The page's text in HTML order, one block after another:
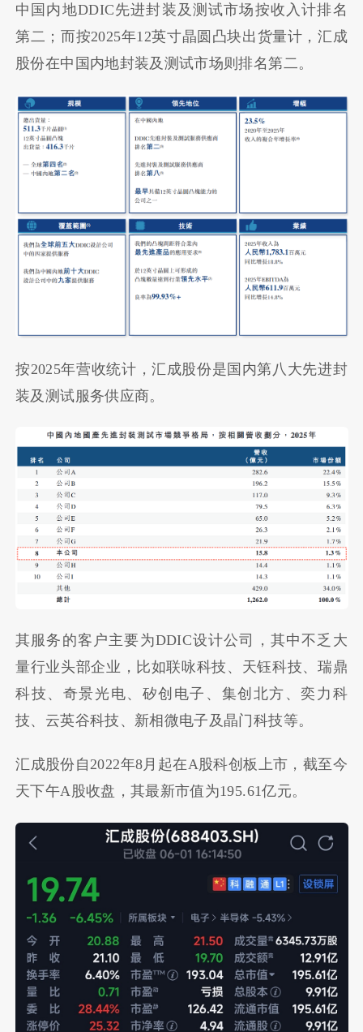
中国内地DDIC先进封装及测试市场按收入计排名
第二；而按2025年12英寸晶圆凸块出货量计，汇成
股份在中国内地封装及测试市场则排名第二。
按2025年营收统计，汇成股份是国内第八大先进封
装及测试服务供应商。
其服务的客户主要为DDIC设计公司，其中不乏大
量行业头部企业，比如联咏科技、天钰科技、瑞鼎
科技、奇景光电、矽创电子、集创北方、奕力科
技、云英谷科技、新相微电子及晶门科技等。
汇成股份自2022年8月起在A股科创板上市，截至今
天下午A股收盘，其最新市值为195.61亿元。